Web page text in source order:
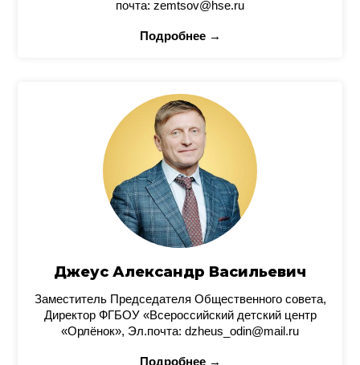
почта: zemtsov@hse.ru
Подробнее →
Джеус Александр Васильевич
Заместитель Председателя Общественного совета,
Директор ФГБОУ «Всероссийский детский центр
«Орлёнок», Эл.почта: dzheus_odin@mail.ru
Подробнее →